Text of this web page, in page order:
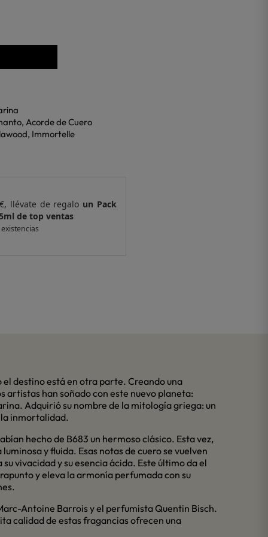
Acorde de Cuero
Immortelle
llévate de regalo un Pack
ventas
destino está en otra parte. Creando una
han soñado con este nuevo planeta:
Adquirió su nombre de la mitología griega: un
la inmortalidad.
hecho de B683 un hermoso clásico. Esta vez,
y fluida. Esas notas de cuero se vuelven
vivacidad y su esencia ácida. Este último da el
y eleva la armonía perfumada con su
Antoine Barrois y el perfumista Quentin Bisch.
calidad de estas fragancias ofrecen una